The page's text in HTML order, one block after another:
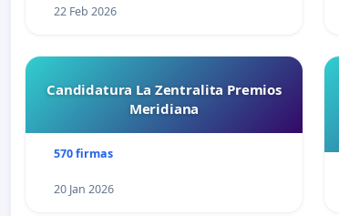
22 Feb 2026
Candidatura La Zentralita Premios
Meridiana
570 firmas
20 Jan 2026